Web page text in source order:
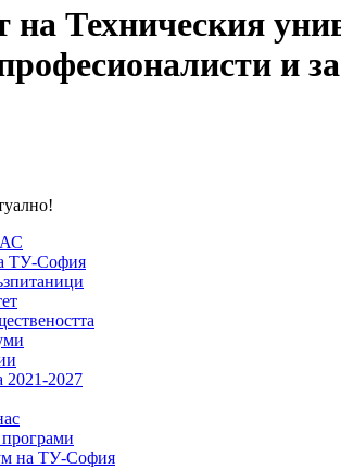
на Техническия
и
АС
ТУ-София
2021-2027
на ТУ-София